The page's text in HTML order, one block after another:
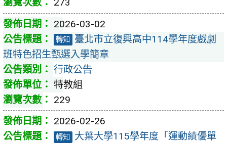
273
2026-03-02
轉知
臺北市立復興高中114學年度戲劇
班特色招生甄選入學簡章
行政公告
特教組
229
2026-02-26
轉知
大葉大學115學年度「運動績優單